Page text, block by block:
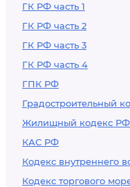
ГК РФ часть 1
ГК РФ часть 2
ГК РФ часть 3
ГК РФ часть 4
ГПК РФ
Градостроительный
Жилищный кодекс РФ
КАС РФ
Кодекс внутреннего
Кодекс торгового